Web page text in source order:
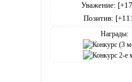
Уважение:
Позитив:
Награды: